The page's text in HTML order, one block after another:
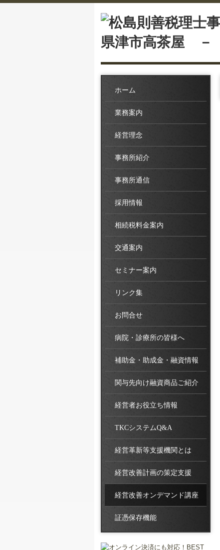
ホーム
業務案内
経営理念
事務所紹介
事務所通信
採用情報
相続税料金案内
交通案内
セミナー案内
リンク集
お問合せ
病院・診療所の皆様へ
補助金・助成金・融資情報
関与先向け融資商品ご紹介
経営者お役立ち情報
TKCシステムQ&A
経営革新等支援機関とは
経営改善計画の策定支援
経営改善オンデマンド講座
証憑保存機能